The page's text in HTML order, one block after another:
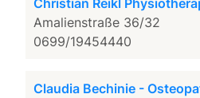
Christian Reikl
Amalienstraße 36/32
0699/19454440
Claudia Bechinie -